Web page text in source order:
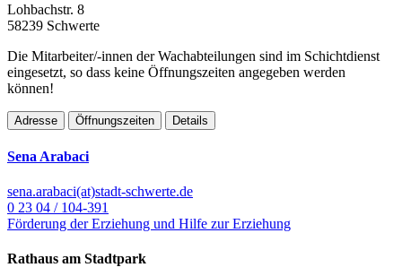
Lohbachstr. 8
58239 Schwerte
Die Mitarbeiter/-innen der Wachabteilungen sind im Schichtdienst
eingesetzt, so dass keine Öffnungszeiten angegeben werden
können!
Adresse Öffnungszeiten Details
Sena Arabaci
sena.arabaci(at)stadt-schwerte.de
0 23 04 / 104-391
Förderung der Erziehung und Hilfe zur Erziehung
Rathaus am Stadtpark